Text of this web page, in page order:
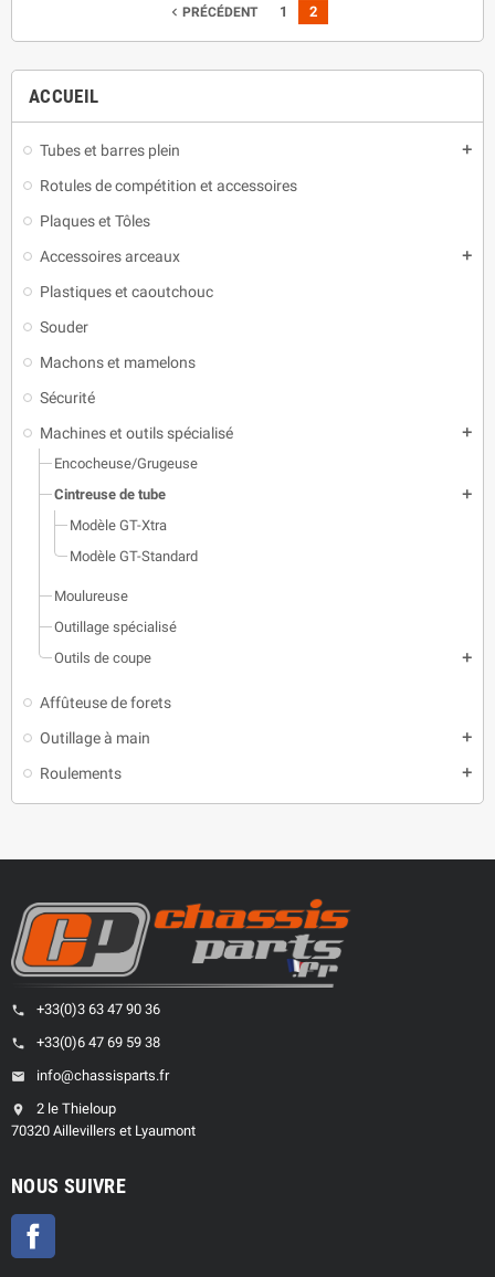
ACCUEIL
Tubes et barres plein add
Rotules de compétition et accessoires
Plaques et Tôles
Accessoires arceaux
add
Plastiques et caoutchouc
Souder
Machons et mamelons
Sécurité
Machines et outils spécialisé
add
Encocheuse/Grugeuse
Cintreuse de tube
add
Modèle GT-Xtra
Modèle GT-Standard
Moulureuse
Outillage spécialisé
Outils de coupe
add
Affûteuse de forets
Outillage à main
add
Roulements add
navigate_before PRÉCÉDENT 1 2
phone +33(0)3 63 47 90 36
phone +33(0)6 47 69 59 38
email info@chassisparts.fr
location_on
2 le Thieloup
70320 Aillevillers et Lyaumont
NOUS SUIVRE